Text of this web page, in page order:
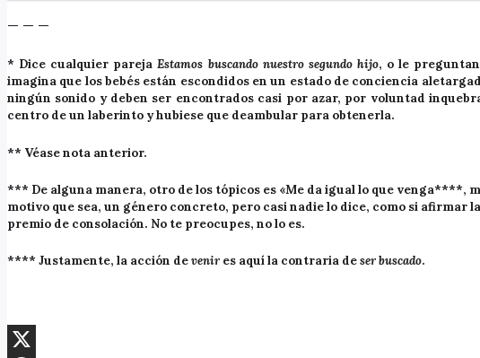
— — —
* Dice cualquier parejaEstamos buscando nuestro segundo hijo, o le
imagina que los bebés están escondidos en un estado de conciencia
ningún sonido y deben ser encontrados casi por azar, por voluntad
centro de un laberinto y hubiese que deambular para obtenerla.
** Véase nota anterior.
*** De alguna manera, otro de los tópicos es «Me da igual lo que venga****,
motivo que sea, un género concreto, pero casi nadie lo dice, como si
premio de consolación. No te preocupes, no lo es.
**** Justamente, la acción devenir es aquí la contraria deser buscado.